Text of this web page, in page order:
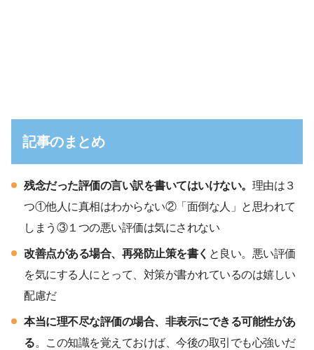
記事のまとめ
残念だった評価の言い訳を書いてはいけない。 理由は３
つ①他人に真相はわからない②「面倒な人」と思われて
しまう③１つの悪い評価は気にされない
改善点がある場合、再発防止策を書く と良い。悪い評価
を気にする人にとって、対策が書かれているのは嬉しい
配慮だ
本当に理不尽な評価の場合、非表示にできる可能性があ
る。この知識を覚えておけば、今後の取引でも心強いだ